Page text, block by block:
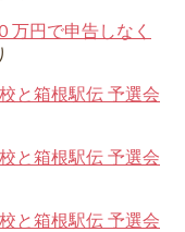
万円で申告しなく
と箱根駅伝 予選会
と箱根駅伝 予選会
と箱根駅伝 予選会